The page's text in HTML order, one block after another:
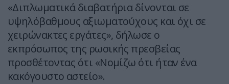
«Διπλωματικά διαβατήρια δίνονται σε
υψηλόβαθμους αξιωματούχους και όχι σε
χειρώνακτες εργάτες», δήλωσε ο
εκπρόσωπος της ρωσικής πρεσβείας
προσθέτοντας ότι «Νομίζω ότι ήταν ένα
κακόγουστο αστείο».